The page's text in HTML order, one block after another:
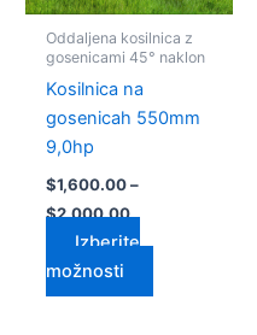
Oddaljena kosilnica z
gosenicami 45° naklon
Kosilnica na
gosenicah 550mm
9,0hp
$1,600.00 –
$2,000.00
Izberite
možnosti
na
izdelka